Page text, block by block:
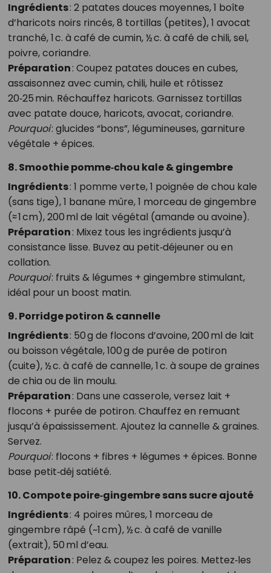
Ingrédients: 2 patates douces moyennes, 1 boîte
d’haricots noirs rincés, 8 tortillas (petites), 1 avocat
tranché, 1 c. à café de cumin, ½ c. à café de chili, sel,
poivre, coriandre.
Préparation: Coupez patates douces en cubes,
assaisonnez avec cumin, chili, huile et rôtissez
20‑25 min. Réchauffez haricots. Garnissez tortillas
avec patate douce, haricots, avocat, coriandre.
Pourquoi: glucides “bons”, légumineuses, garniture
végétale + épices.
8. Smoothie pomme‑chou kale & gingembre
Ingrédients: 1 pomme verte, 1 poignée de chou kale
(sans tige), 1 banane mûre, 1 morceau de gingembre
(≈ 1 cm), 200 ml de lait végétal (amande ou avoine).
Préparation: Mixez tous les ingrédients jusqu’à
consistance lisse. Buvez au petit‑déjeuner ou en
collation.
Pourquoi: fruits & légumes + gingembre stimulant,
idéal pour un boost matin.
9. Porridge potiron & cannelle
Ingrédients: 50 g de flocons d’avoine, 200 ml de lait
ou boisson végétale, 100 g de purée de potiron
(cuite), ½ c. à café de cannelle, 1 c. à soupe de graines
de chia ou de lin moulu.
Préparation: Dans une casserole, versez lait +
flocons + purée de potiron. Chauffez en remuant
jusqu’à épaississement. Ajoutez la cannelle & graines.
Servez.
Pourquoi: flocons + fibres + légumes + épices. Bonne
base petit‑déj satiété.
10. Compote poire‑gingembre sans sucre ajouté
Ingrédients: 4 poires mûres, 1 morceau de
gingembre râpé (~1 cm), ½ c. à café de vanille
(extrait), 50 ml d’eau.
Préparation: Pelez & coupez les poires. Mettez‑les